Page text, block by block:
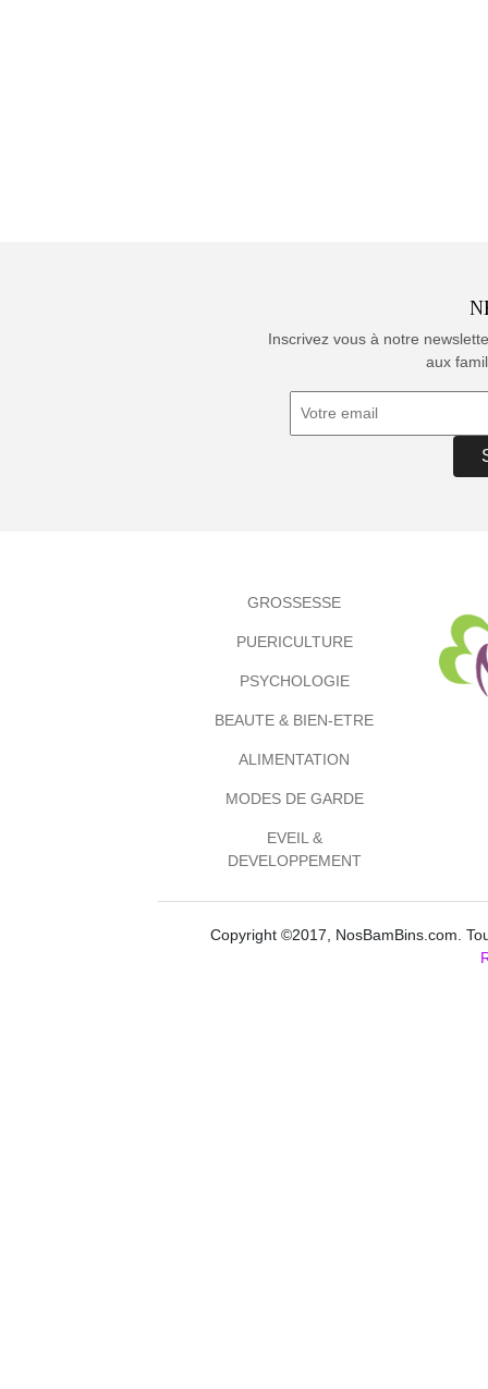
Inscrivez vous à notre
aux
GROSSESSE
PUERICULTURE
PSYCHOLOGIE
BEAUTE & BIEN-ETRE
ALIMENTATION
MODES DE GARDE
EVEIL &
DEVELOPPEMENT
Copyright ©2017, NosBamBins.com.